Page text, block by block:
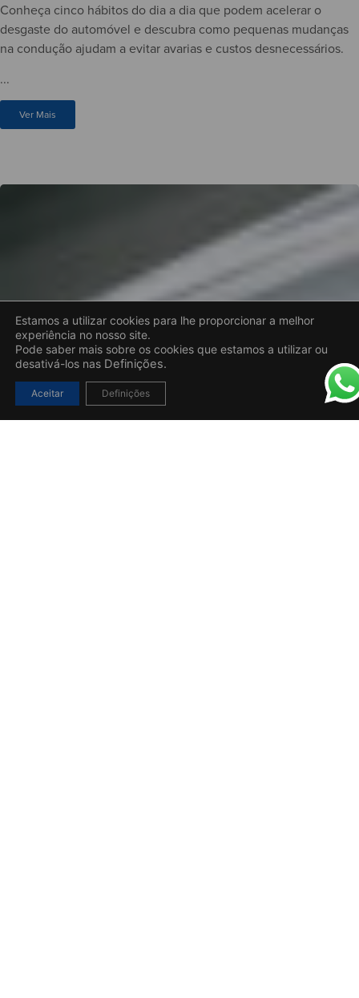
Conheça cinco hábitos do dia a dia que podem acelerar o
desgaste do automóvel e descubra como pequenas mudanças
na condução ajudam a evitar avarias e custos desnecessários.
...
Ver Mais
Estamos a utilizar cookies para lhe proporcionar a melhor
experiência no nosso site.
Pode saber mais sobre os cookies que estamos a utilizar ou
desativá-los nas Definições.
Aceitar Definições